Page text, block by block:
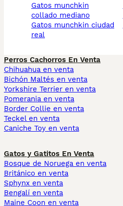
gatos munchkin
collado mediano
gatos munchkin ciudad
real
Perros Cachorros En Venta
Chihuahua en venta
Bichón Maltés en venta
Yorkshire Terrier en venta
Pomerania en venta
Border Collie en venta
Teckel en venta
Caniche Toy en venta
Gatos y Gatitos En Venta
Bosque de Noruega en venta
Británico en venta
Sphynx en venta
Bengalí en venta
Maine Coon en venta